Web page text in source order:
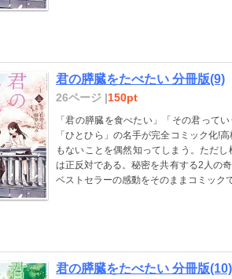
君の膵臓をたべたい 分冊版(9)
26ページ |150pt
「君の膵臓を食べたい」「その君って
「ひとひら」の名手が完全コミック化!
もないことを偶然知ってしまう。ただ
は正反対である。秘密を共有する2人の
ベストセラーの感動をそのままコミック
君の膵臓をたべたい 分冊版(10)